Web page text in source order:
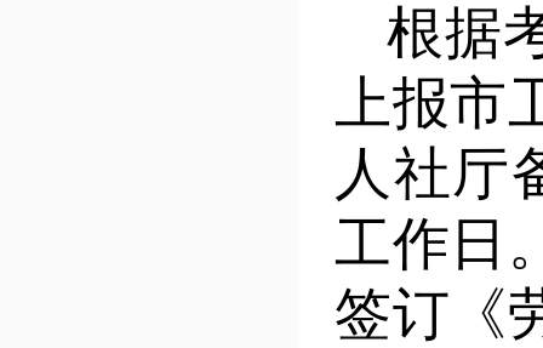
根据
上报市
人社厅
工作日
签订《